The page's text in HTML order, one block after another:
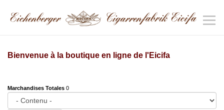
Bienvenue à la boutique en ligne de l'Eicifa
Marchandises Totales 0